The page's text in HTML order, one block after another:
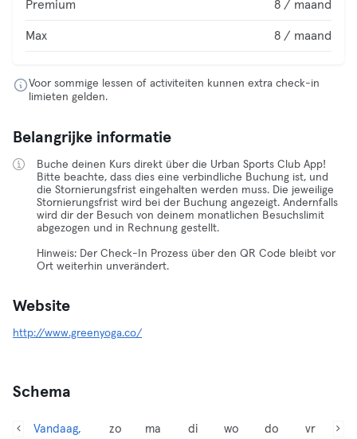
Premium 8 / maand
Max 8 / maand
Voor sommige lessen of activiteiten kunnen extra check-in
limieten gelden.
Belangrijke informatie
Buche deinen Kurs direkt über die Urban Sports Club App!
Bitte beachte, dass dies eine verbindliche Buchung ist, und
die Stornierungsfrist eingehalten werden muss. Die jeweilige
Stornierungsfrist wird bei der Buchung angezeigt. Andernfalls
wird dir der Besuch von deinem monatlichen Besuchslimit
abgezogen und in Rechnung gestellt.
Hinweis: Der Check-In Prozess über den QR Code bleibt vor
Ort weiterhin unverändert.
Website
http://www.greenyoga.co/
Schema
Vandaag,
zo
ma
di
wo
do
vr